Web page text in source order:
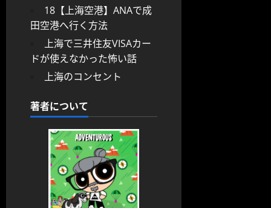
18【上海空港】ANAで成
田空港へ行く方法
上海で三井住友VISAカー
ドが使えなかった怖い話
上海のコンセント
著者について